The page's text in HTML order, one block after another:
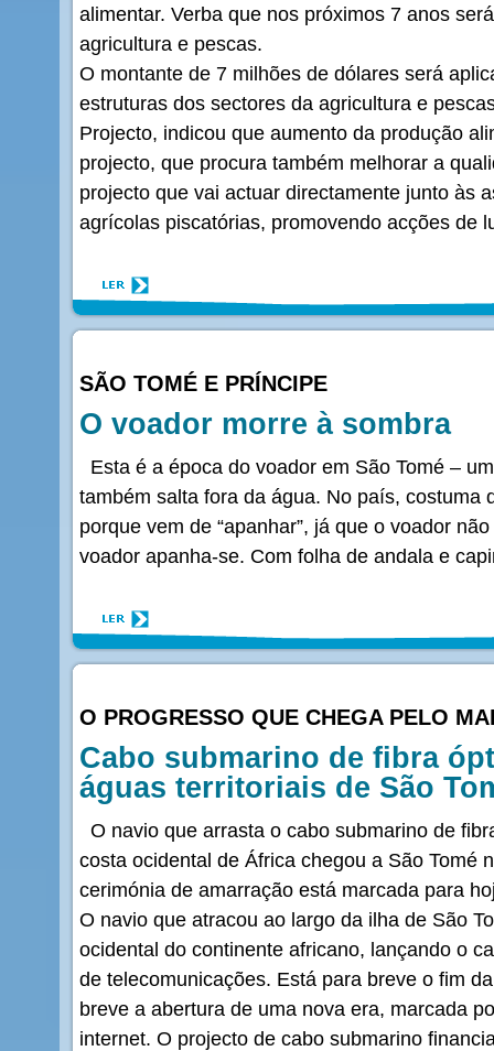
alimentar. Verba que nos próximos 7 anos
agricultura e pescas.
O montante de 7 milhões de dólares será
estruturas dos sectores da agricultura e
Projecto, indicou que aumento da produção
projecto, que procura também melhorar a
projecto que vai actuar directamente junto às
agrícolas piscatórias, promovendo acções de
SÃO TOMÉ E PRÍNCIPE
O voador morre à sombra
Esta é a época do voador em São Tomé –
também salta fora da água. No país, costuma
porque vem de “apanhar”, já que o voador
voador apanha-se. Com folha de andala e
O PROGRESSO QUE CHEGA PELO
Cabo submarino de fibra
águas territoriais de São
O navio que arrasta o cabo submarino de
costa ocidental de África chegou a São Tomé
cerimónia de amarração está marcada para
O navio que atracou ao largo da ilha de São
ocidental do continente africano, lançando o
de telecomunicações. Está para breve o fim
breve a abertura de uma nova era, marcada
internet. O projecto de cabo submarino